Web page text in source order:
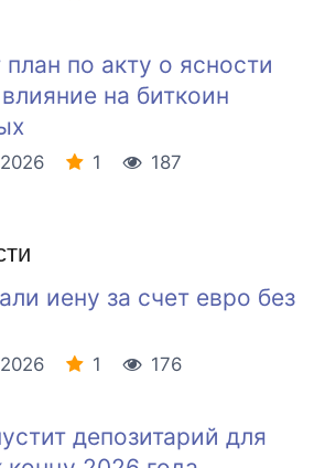
по акту о ясности
на биткоин
1
187
иену за счет евро без
1
176
депозитарий для